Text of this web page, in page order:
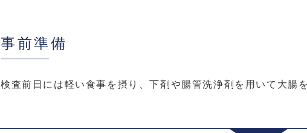
事前準備
検査前日には軽い食事を摂り、下剤や腸管洗浄剤を用いて大腸